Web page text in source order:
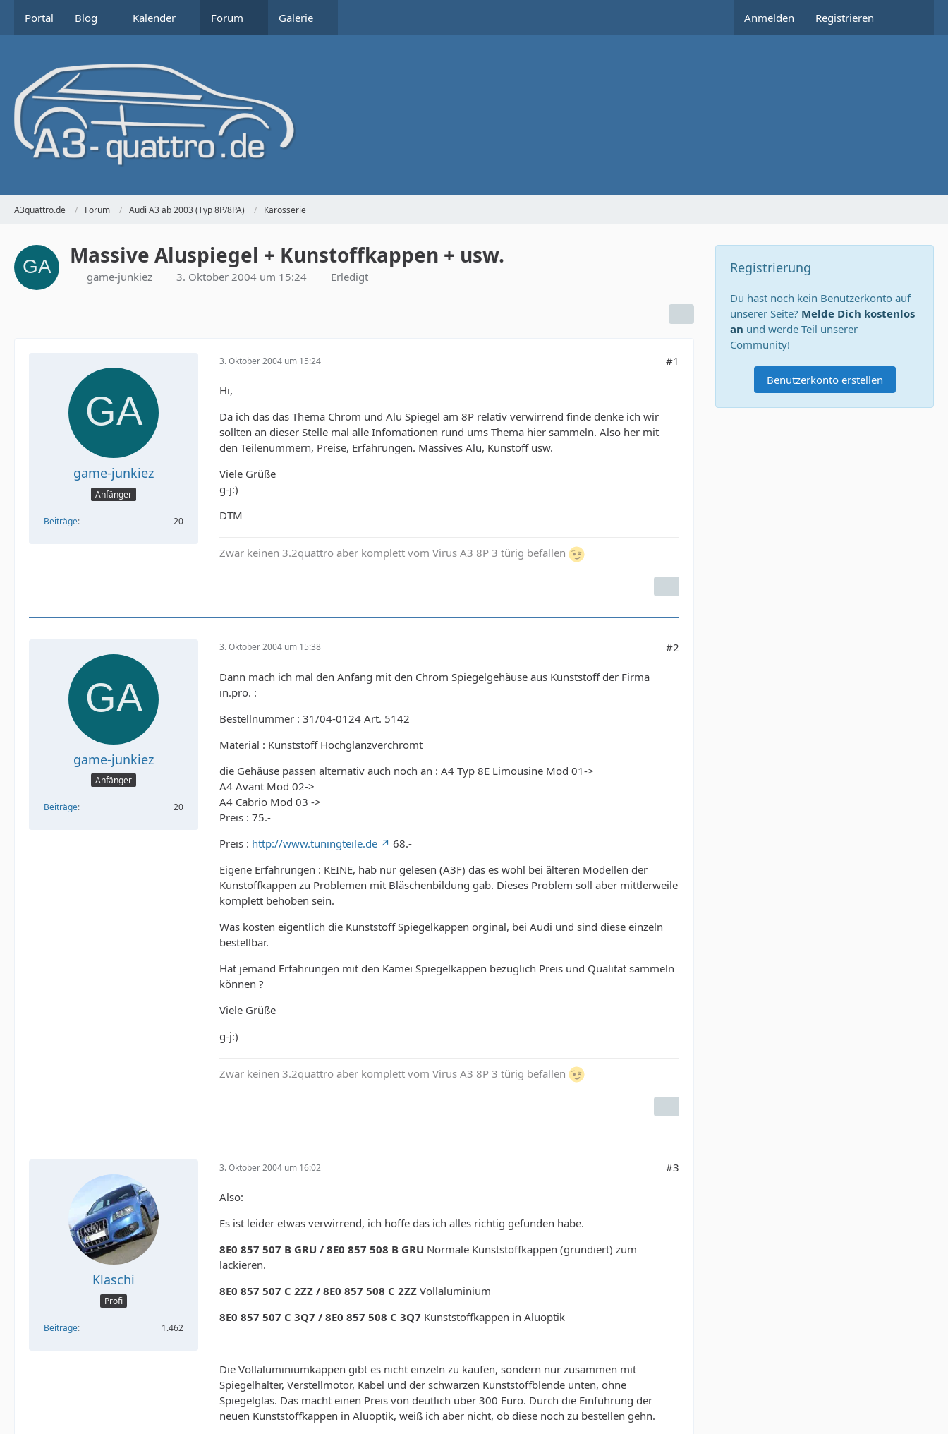
Portal Blog Kalender Forum Galerie Anmelden Registrieren
A3quattro.de Forum Audi A3 ab 2003 (Typ 8P/8PA) Karosserie
Massive Aluspiegel + Kunstoffkappen + usw.
game-junkiez 3. Oktober 2004 um 15:24 Erledigt
game-junkiez
Anfänger
Beiträge 20
3. Oktober 2004 um 15:24 #1
Hi,
Da ich das das Thema Chrom und Alu Spiegel am 8P relativ verwirrend finde denke ich wir
sollten an dieser Stelle mal alle Infomationen rund ums Thema hier sammeln. Also her mit
den Teilenummern, Preise, Erfahrungen. Massives Alu, Kunstoff usw.
Viele Grüße
g-j:)
DTM
Zwar keinen 3.2quattro aber komplett vom Virus A3 8P 3 türig befallen
game-junkiez
Anfänger
Beiträge 20
3. Oktober 2004 um 15:38 #2
Dann mach ich mal den Anfang mit den Chrom Spiegelgehäuse aus Kunststoff der Firma
in.pro. :
Bestellnummer : 31/04-0124 Art. 5142
Material : Kunststoff Hochglanzverchromt
die Gehäuse passen alternativ auch noch an : A4 Typ 8E Limousine Mod 01->
A4 Avant Mod 02->
A4 Cabrio Mod 03 ->
Preis : 75.-
Preis : http://www.tuningteile.de
68.-
Eigene Erfahrungen : KEINE, hab nur gelesen (A3F) das es wohl bei älteren Modellen der
Kunstoffkappen zu Problemen mit Bläschenbildung gab. Dieses Problem soll aber mittlerweile
komplett behoben sein.
Was kosten eigentlich die Kunststoff Spiegelkappen orginal, bei Audi und sind diese einzeln
bestellbar.
Hat jemand Erfahrungen mit den Kamei Spiegelkappen bezüglich Preis und Qualität sammeln
können ?
Viele Grüße
g-j:)
Zwar keinen 3.2quattro aber komplett vom Virus A3 8P 3 türig befallen
Klaschi
Profi
Beiträge 1.462
3. Oktober 2004 um 16:02 #3
Also:
Es ist leider etwas verwirrend, ich hoffe das ich alles richtig gefunden habe.
8E0 857 507 B GRU / 8E0 857 508 B GRU Normale Kunststoffkappen (grundiert) zum
lackieren.
8E0 857 507 C 2ZZ / 8E0 857 508 C 2ZZ Vollaluminium
8E0 857 507 C 3Q7 / 8E0 857 508 C 3Q7 Kunststoffkappen in Aluoptik
Die Vollaluminiumkappen gibt es nicht einzeln zu kaufen, sondern nur zusammen mit
Spiegelhalter, Verstellmotor, Kabel und der schwarzen Kunststoffblende unten, ohne
Spiegelglas. Das macht einen Preis von deutlich über 300 Euro. Durch die Einführung der
neuen Kunststoffkappen in Aluoptik, weiß ich aber nicht, ob diese noch zu bestellen gehn.
Registrierung
Du hast noch kein Benutzerkonto auf
unserer Seite? Melde Dich kostenlos
an und werde Teil unserer
Community!
Benutzerkonto erstellen